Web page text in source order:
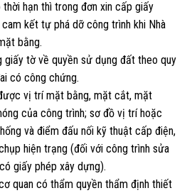
hạn thì trong đơn xin cấp giấy
kết tự phá dỡ công trình khi Nhà
bằng.
giấy tờ về quyền sử dụng đất theo quy
có công chứng.
vị trí mặt bằng, mặt cắt, mặt
của công trình; sơ đồ vị trí hoặc
và điểm đấu nối kỹ thuật cấp điện,
hiện trạng (đối với công trình sửa
giấy phép xây dựng).
quan có thẩm quyền thẩm định thiết